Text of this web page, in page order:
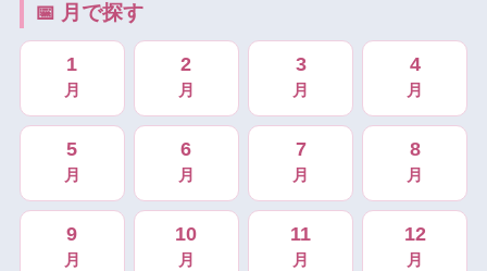
📅 月で探す
1
月
2
月
3
月
4
月
5
月
6
月
7
月
8
月
9
月
10
月
11
月
12
月